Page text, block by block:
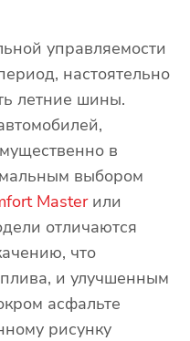
управляемости
настоятельно
летние шины.
в
выбором
Masterили
отличаются
что
и улучшенным
асфальте
рисунку